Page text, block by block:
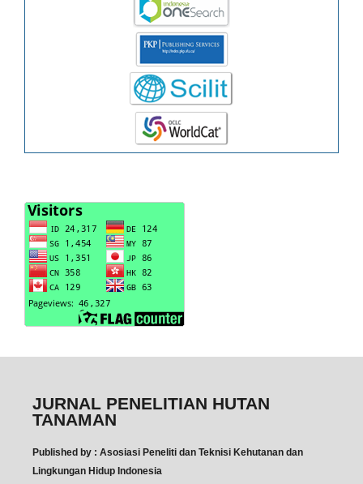
JURNAL PENELITIAN HUTAN
TANAMAN
Published by : Asosiasi Peneliti dan Teknisi Kehutanan dan
Lingkungan Hidup Indonesia